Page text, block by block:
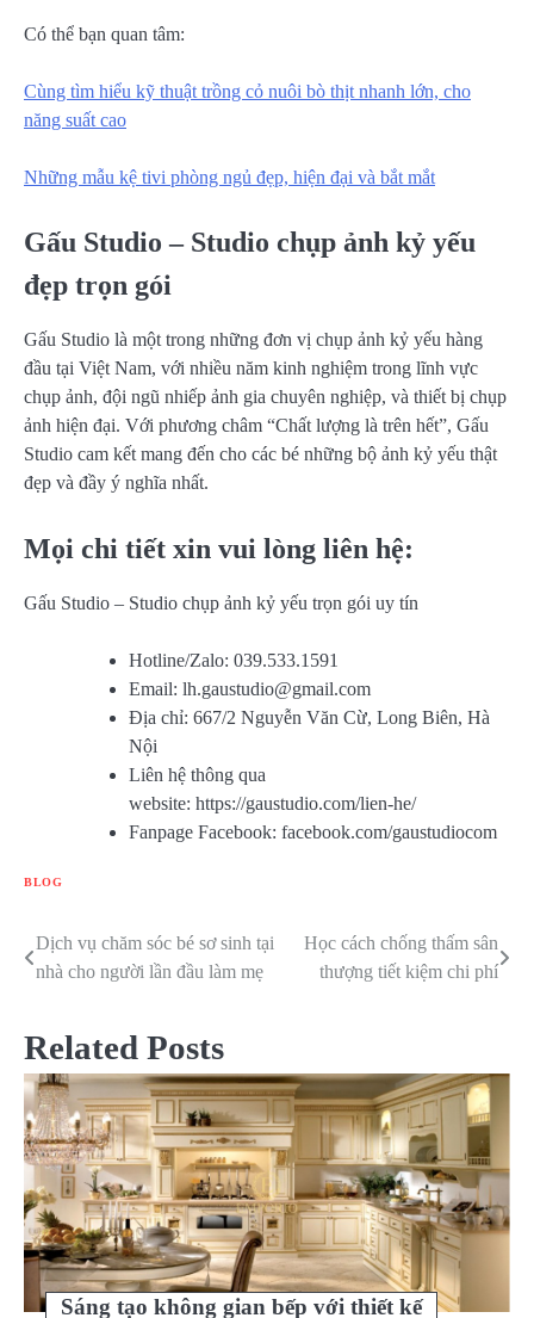
Có thể bạn quan tâm:
Cùng tìm hiểu kỹ thuật trồng cỏ nuôi bò thịt nhanh lớn, cho
năng suất cao
Những mẫu kệ tivi phòng ngủ đẹp, hiện đại và bắt mắt
Gấu Studio – Studio chụp ảnh kỷ yếu
đẹp trọn gói
Gấu Studio là một trong những đơn vị chụp ảnh kỷ yếu hàng
đầu tại Việt Nam, với nhiều năm kinh nghiệm trong lĩnh vực
chụp ảnh, đội ngũ nhiếp ảnh gia chuyên nghiệp, và thiết bị chụp
ảnh hiện đại. Với phương châm “Chất lượng là trên hết”, Gấu
Studio cam kết mang đến cho các bé những bộ ảnh kỷ yếu thật
đẹp và đầy ý nghĩa nhất.
Mọi chi tiết xin vui lòng liên hệ:
Gấu Studio – Studio chụp ảnh kỷ yếu trọn gói uy tín
Hotline/Zalo: 039.533.1591
Email: lh.gaustudio@gmail.com
Địa chỉ: 667/2 Nguyễn Văn Cừ, Long Biên, Hà
Nội
Liên hệ thông qua
website: https://gaustudio.com/lien-he/
Fanpage Facebook: facebook.com/gaustudiocom
BLOG
Điều
bài
viết
Dịch vụ chăm sóc bé sơ sinh tại
nhà cho người lần đầu làm mẹ
Học cách chống thấm sân
thượng tiết kiệm chi phí
Related Posts
Sáng tạo không gian bếp với thiết kế